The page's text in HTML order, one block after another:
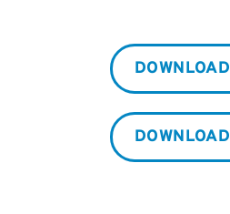
DOWNLOAD
DOWNLOAD